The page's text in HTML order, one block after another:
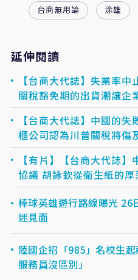
台商無用論
涂雄
延伸閱讀
【台商大代誌】失業率
關稅豁免期的出貨潮讓企
【台商大代誌】中國的
櫃公司認為川普關稅將傷
【有片】【台商大代誌
協議 胡詠欽從衛生紙的厚
棒球英雄遊行路線曝光 26
迷見面
陸國企招「985」名校生
服務員沒區別」